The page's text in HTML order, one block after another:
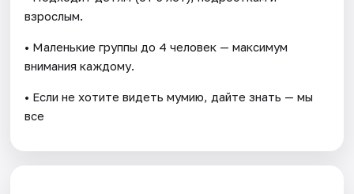
взрослым.
• Маленькие группы до 4 человек — максимум
внимания каждому.
• Если не хотите видеть мумию, дайте знать — мы
все